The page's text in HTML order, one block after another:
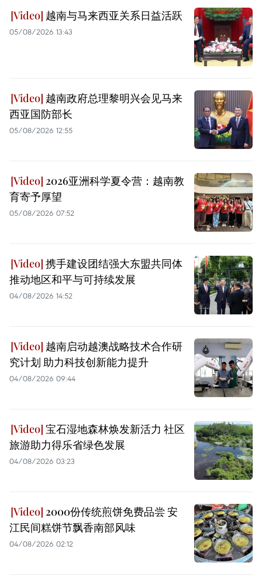
越南与马来西亚关系日益活跃
05/08/2026 13:43
越南政府总理黎明兴会见马来
西亚国防部长
05/08/2026 12:55
2026亚洲科学夏令营：越南教
育寄予厚望
05/08/2026 07:52
携手建设团结强大东盟共同体
推动地区和平与可持续发展
04/08/2026 14:52
越南启动越澳战略技术合作研
究计划 助力科技创新能力提升
04/08/2026 09:44
宝石湿地森林焕发新活力 社区
旅游助力得乐省绿色发展
04/08/2026 03:23
2000份传统煎饼免费品尝 安
江民间糕饼节飘香南部风味
04/08/2026 02:12